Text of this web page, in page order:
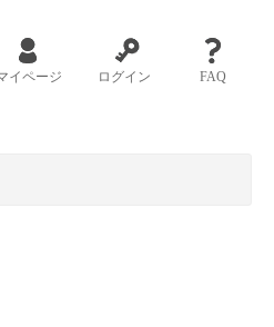
イページ ログイン FAQ